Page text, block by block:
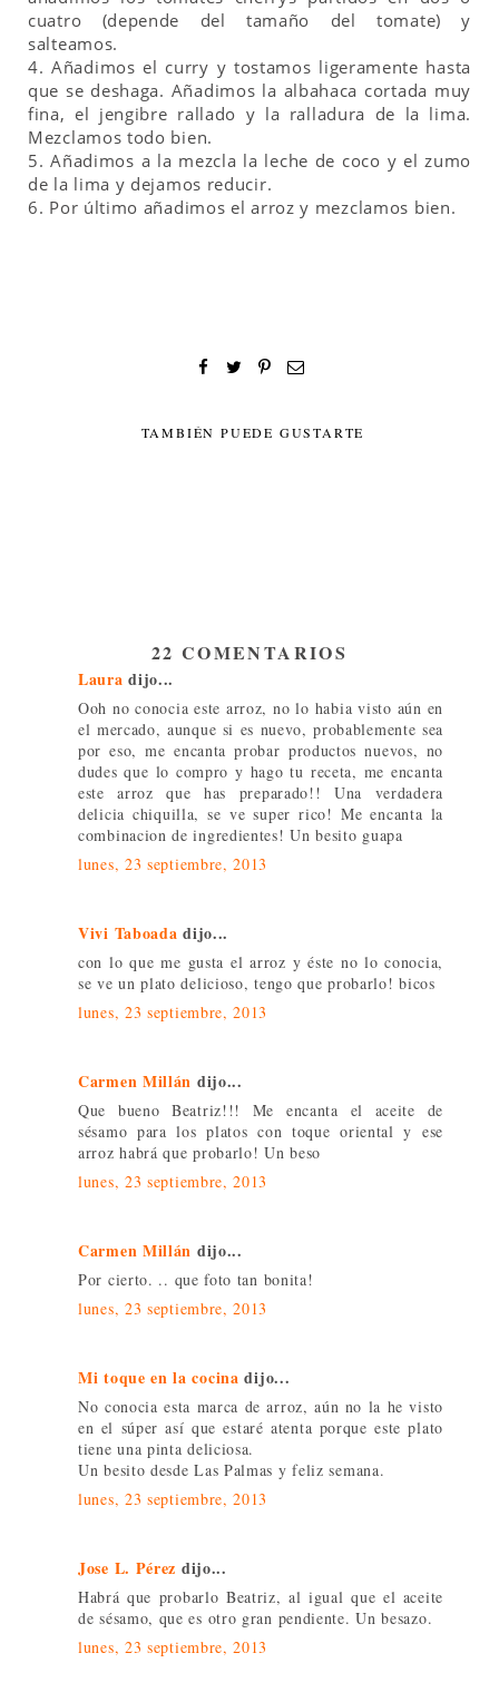
cuatro (depende del tamaño del tomate) y
salteamos.
4. Añadimos el curry y tostamos ligeramente hasta
que se deshaga. Añadimos la albahaca cortada muy
fina, el jengibre rallado y la ralladura de la lima.
Mezclamos todo bien.
5. Añadimos a la mezcla la leche de coco y el zumo
de la lima y dejamos reducir.
6. Por último añadimos el arroz y mezclamos bien.
TAMBIÉN PUEDE GUSTARTE
22 COMENTARIOS
Laura dijo...
Ooh no conocia este arroz, no lo habia visto aún en
el mercado, aunque si es nuevo, probablemente sea
por eso, me encanta probar productos nuevos, no
dudes que lo compro y hago tu receta, me encanta
este arroz que has preparado!! Una verdadera
delicia chiquilla, se ve super rico! Me encanta la
combinacion de ingredientes! Un besito guapa
lunes, 23 septiembre, 2013
Vivi Taboada dijo...
con lo que me gusta el arroz y éste no lo conocia,
se ve un plato delicioso, tengo que probarlo! bicos
lunes, 23 septiembre, 2013
Carmen Millán dijo...
Que bueno Beatriz!!! Me encanta el aceite de
sésamo para los platos con toque oriental y ese
arroz habrá que probarlo! Un beso
lunes, 23 septiembre, 2013
Carmen Millán dijo...
Por cierto. .. que foto tan bonita!
lunes, 23 septiembre, 2013
Mi toque en la cocina dijo...
No conocia esta marca de arroz, aún no la he visto
en el súper así que estaré atenta porque este plato
tiene una pinta deliciosa.
Un besito desde Las Palmas y feliz semana.
lunes, 23 septiembre, 2013
Jose L. Pérez dijo...
Habrá que probarlo Beatriz, al igual que el aceite
de sésamo, que es otro gran pendiente. Un besazo.
lunes, 23 septiembre, 2013